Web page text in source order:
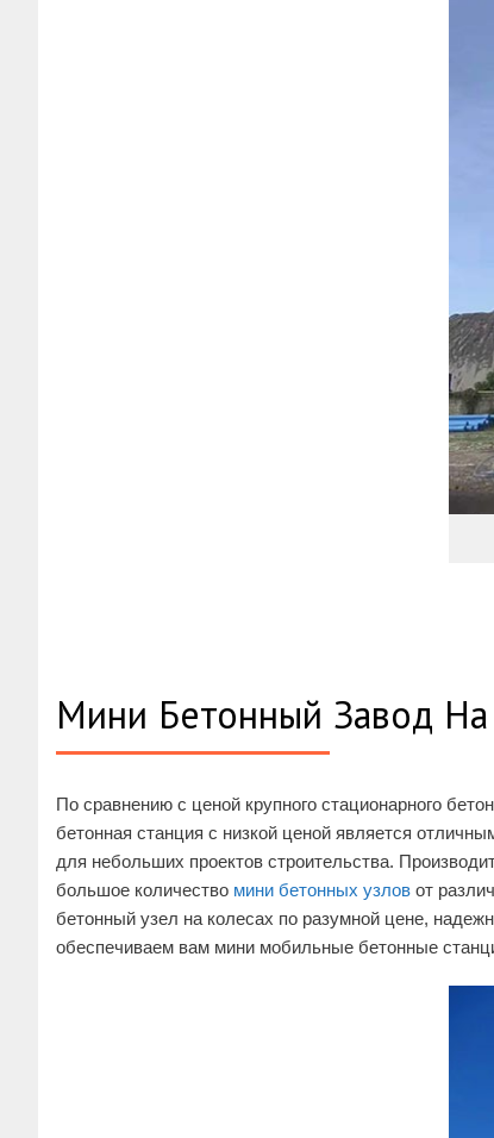
Мини Бетонный Завод
По сравнению с ценой крупного стационарного
бетонная станция с низкой ценой является
для небольших проектов строительства.
большое количество мини бетонных узлов от
бетонный узел на колесах по разумной цене,
обеспечиваем вам мини мобильные бетонные